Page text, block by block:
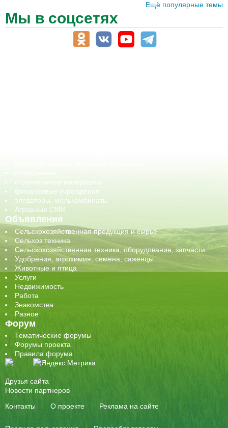
Ещё популярные темы
Мы в соцсетях
строительные материалы
финансовые учреждения
элеваторы, мелькомбинаты
Аграрные СМИ
Объявления
Сельскохозяйственная продукция и сырье
Сельхоз техника
Сельскохозяйственная техника, оборудование, запчасти
Удобрения, агрохимия, семена, саженцы
Животные и птица
Услуги
Недвижимость
Работа
Знакомства
Разное
Форум
Тематические форумы
Форумы проекта
Правила форума
Друзья сайта
Новости партнеров
Контакты
О проекте Реклама на сайте